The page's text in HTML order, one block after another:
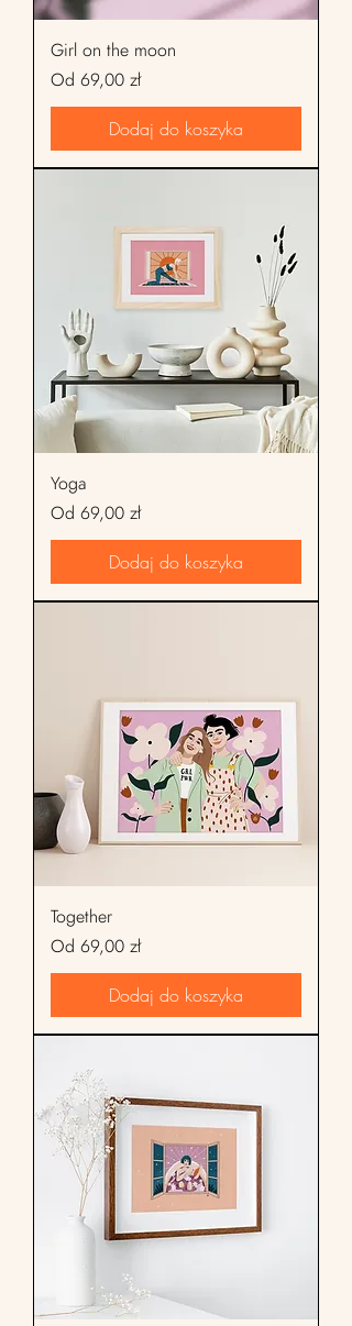
Girl on the moon
Od 69,00 zł
Cena rabatowa
Dodaj do koszyka
Yoga
Od 69,00 zł
Cena rabatowa
Dodaj do koszyka
Together
Od 69,00 zł
Cena rabatowa
Dodaj do koszyka